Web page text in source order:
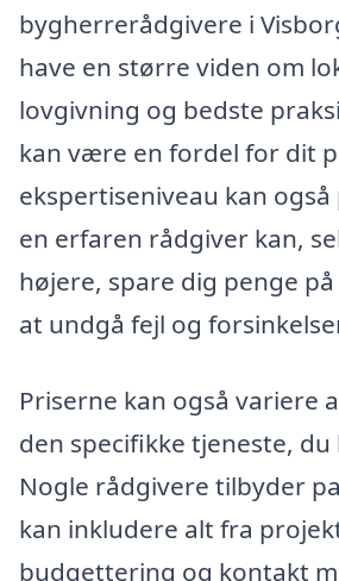
bygherrerådgivere i
have en større viden om
lovgivning og bedste
kan være en fordel for dit
ekspertiseniveau kan
en erfaren rådgiver kan,
højere, spare dig penge
at undgå fejl og
Priserne kan også variere
den specifikke tjeneste,
Nogle rådgivere tilbyder
kan inkludere alt fra
budgettering og kontakt